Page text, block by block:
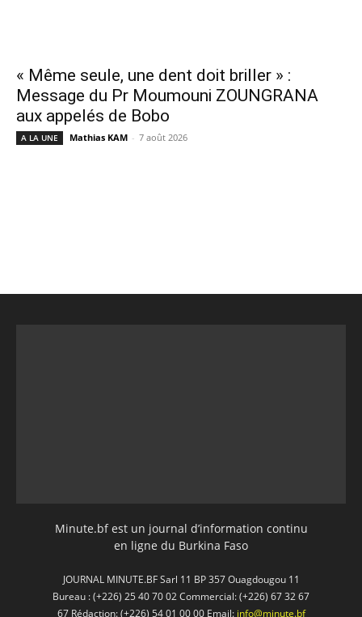
« Même seule, une dent doit briller » :
Message du Pr Moumouni ZOUNGRANA
aux appelés de Bobo
A LA UNE Mathias KAM - 7 août 2026
Minute.bf est un journal d’information continu
en ligne du Burkina Faso
JOURNAL MINUTE.BF Sarl 11 BP 357 Ouagdougou 11
Bureau : (+226) 25 40 70 02 Commercial: (+226) 67 32 67
67 Rédaction: (+226) 54 01 00 00 Email: info@minute.bf